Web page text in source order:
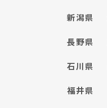
新潟県
長野県
石川県
福井県